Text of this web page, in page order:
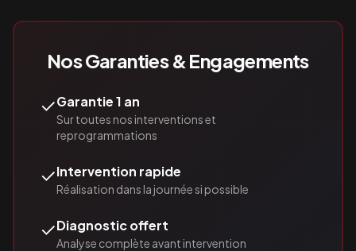
Nos Garanties & Engagements
✓Garantie 1 an
Sur toutes nos interventions et
reprogrammations
✓Intervention rapide
Réalisation dans la journée si possible
✓Diagnostic offert
Analyse complète avant intervention